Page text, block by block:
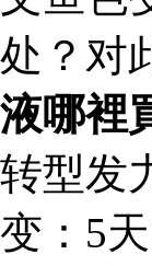
处？对
液哪裡
转型发
变：5